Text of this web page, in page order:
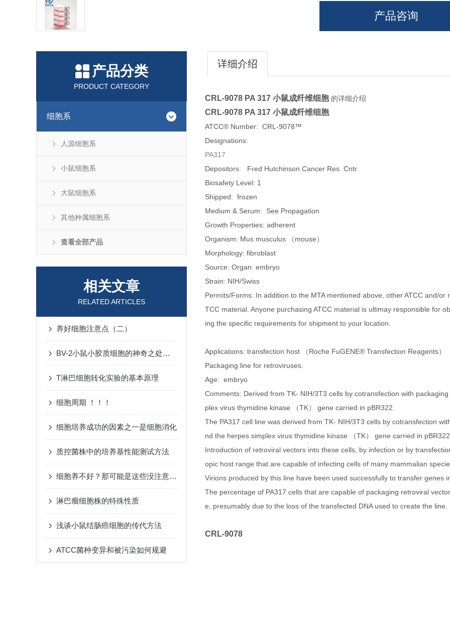
产品咨询
产品分类
PRODUCT CATEGORY
细胞系
人源细胞系
小鼠细胞系
大鼠细胞系
其他种属细胞系
查看全部产品
相关文章
RELATED ARTICLES
养好细胞注意点（二）
BV-2小鼠小胶质细胞的神奇之处：在神经再生与修复中的关键作用
T淋巴细胞转化实验的基本原理
细胞周期 ！！！
细胞培养成功的因素之一是细胞消化
质控菌株中的培养基性能测试方法
细胞养不好？那可能是这些没注意到位
淋巴瘤细胞株的特殊性质
浅谈小鼠结肠癌细胞的传代方法
ATCC菌种变异和被污染如何规避
详细介绍
CRL-9078 PA 317 小鼠成纤维细胞的详细介绍
CRL-9078 PA 317 小鼠成纤维细胞
ATCC® Number: CRL-9078™
Designations:
PA317
Depositors: Fred Hutchinson Cancer Res. Cntr.
Biosafety Level: 1
Shipped: frozen
Medium & Serum: See Propagation
Growth Properties: adherent
Organism: Mus musculus （mouse）
Morphology: fibroblast
Source: Organ: embryo
Strain: NIH/Swiss
Permits/Forms: In addition to the MTA mentioned above, other ATCC and/
TCC material. Anyone purchasing ATCC material is ultimay responsible for
ing the specific requirements for shipment to your location.
Applications: transfection host （Roche FuGENE® Transfection Reagents）
Packaging line for retroviruses.
Age: embryo
Comments: Derived from TK- NIH/3T3 cells by cotransfection with
plex virus thymidine kinase （TK） gene carried in pBR322.
The PA317 cell line was derived from TK- NIH/3T3 cells by cotransfection
nd the herpes simplex virus thymidine kinase （TK） gene carried in
Introduction of retroviral vectors into these cells, by infection or by
opic host range that are capable of infecting cells of many mammalian
Virions produced by this line have been used successfully to transfer genes
The percentage of PA317 cells that are capable of packaging retroviral
e, presumably due to the loss of the transfected DNA used to create the line.
CRL-9078